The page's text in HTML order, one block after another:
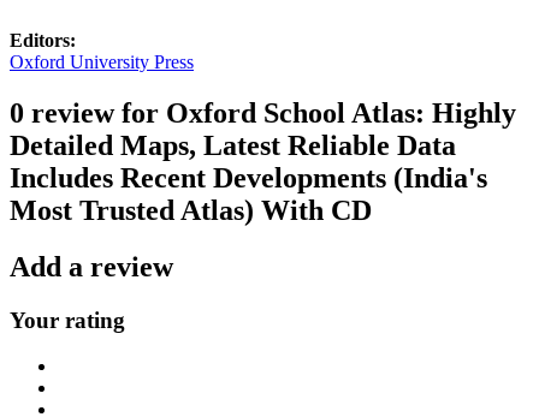
Editors:
Oxford University Press
0 review for Oxford School Atlas: Highly
Detailed Maps, Latest Reliable Data
Includes Recent Developments (India's
Most Trusted Atlas) With CD
Add a review
Your rating